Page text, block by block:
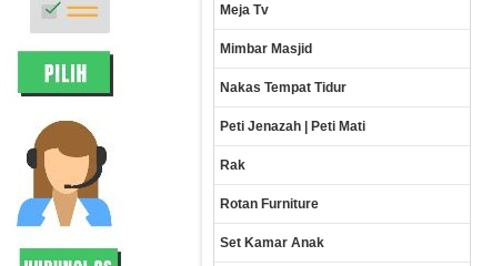
Meja Tv
Mimbar Masjid
Nakas Tempat Tidur
Peti Jenazah | Peti Mati
Rak
Rotan Furniture
Set Kamar Anak